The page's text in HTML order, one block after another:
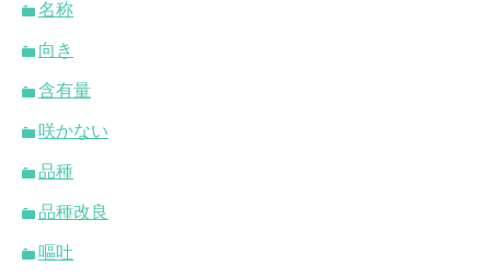
名称
向き
含有量
咲かない
品種
品種改良
嘔吐